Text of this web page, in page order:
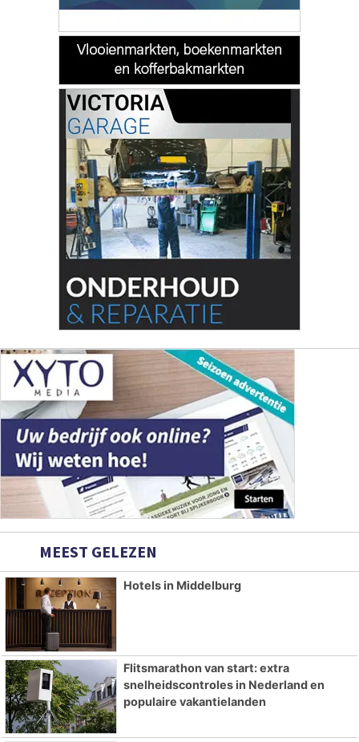
MEEST GELEZEN
Hotels in Middelburg
Flitsmarathon van start: extra
snelheidscontroles in Nederland en
populaire vakantielanden